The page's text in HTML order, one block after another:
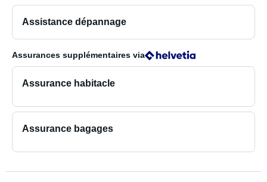
Assistance dépannage
Assurances supplémentaires via
Assurance habitacle
Assurance bagages